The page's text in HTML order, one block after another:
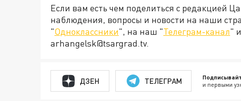
Если вам есть чем поделиться с редакцией
наблюдения, вопросы и новости на наши
"Одноклассники", на наш "Телеграм-канал"
arhangelsk@tsargrad.tv.
ДЗЕН ТЕЛЕГРАМ и первыми